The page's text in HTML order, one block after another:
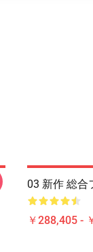
03 新作 総合
￥288,405 -